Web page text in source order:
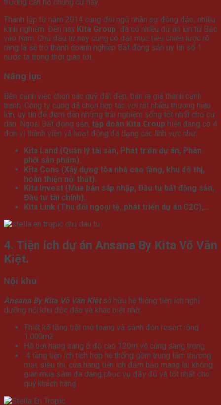
trường căn hộ chung cư này.
Thành lập từ năm 2014 cùng đội ngũ nhân sự đông đảo, nhiều
kinh nghiệm. Đến nay Kita Group đã có nhiều dự án lớn từ Bắc
vào Nam. Chủ đầu tư này cũng có đặt mục tiêu chiến lược rõ
ràng là sẽ trở thành doanh nghiệp Bất động sản uy tín số 1
nước ta trong thời gian tới.
Năng lực
Bên cạnh việc chọn các quỹ đất đẹp, bán ra giá thành cạnh
tranh. Công ty cũng đã chọn hợp tác với rất nhiều thương hiệu
lớn, uy tín để đem đến những trải nghiệm sống tốt nhất cho cư
dân. Ngoài Bất động sản, tập đoàn Kita Group hiện đang có 4
đơn vị thành viên và hoạt động đa dạng các lĩnh vực như:
Kita Land (Quản lý tài sản, Phát triển dự án, Phân
phối sản phẩm).
Kita Cons (Xây dựng tòa nhà cao tầng, khu đô thị,
hoàn thiện nội thất).
Kita Invest (Mua bán sáp nhập, Đầu tư bất động sản,
Đầu tư tài chính).
Kita Link (Thu đổi ngoại tệ, phát triển dự án C2C),…
4. Tiện ích dự án Ansana By Kita Võ Văn
Kiệt.
Nội khu
Ansana By Kita Võ Văn Kiệt sở hữu hệ thống tiện ích nghỉ
dưỡng nội khu độc đáo và khác biệt nhờ:
Thiết kế tầng trệt mở toang và sảnh đón resort rộng
1,000m2.
Hồ bơi hạng sang ở độ cao 120m vô cùng sang trọng.
4 tầng tiện ích tích hợp hệ thống gồm trung tâm thương
mại, siêu thị, cửa hàng tiện ích đảm bảo mang lại không
gian mua sắm đa dạng phục vụ đầy đủ và tốt nhất cho
quý khách hàng.